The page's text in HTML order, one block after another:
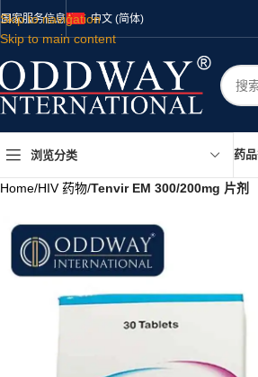
Skip to navigation
Skip to main content
国家服务信息 中文 (简体)
浏览分类 药品
Home/HIV 药物/Tenvir EM 300/200mg 片剂